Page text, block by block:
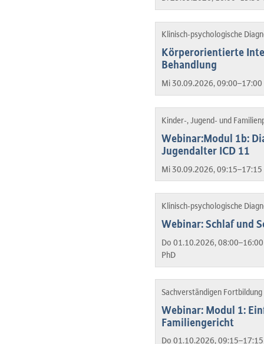
Klinisch-psychologische
Körperorientierte
Behandlung
Mi 30.09.2026,
Kinder-, Jugend- und
Webinar:Modul 1b:
Jugendalter ICD 11
Mi 30.09.2026,
Klinisch-psychologische
Webinar: Schlaf und
Do 01.10.2026,
PhD
Sachverständigen
Webinar: Modul 1:
Familiengericht
Do 01.10.2026,